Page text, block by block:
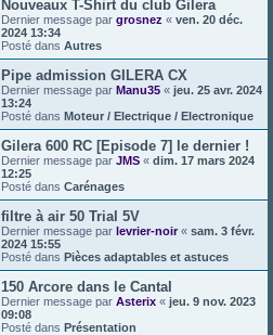
Nouveaux T-Shirt du club Gilera
Dernier message par grosnez « ven. 20 déc.
2024 13:34
Posté dans Autres
Pipe admission GILERA CX
Dernier message par Manu35 « jeu. 25 avr. 2024
13:24
Posté dans Moteur / Electrique / Electronique
Gilera 600 RC [Episode 7] le dernier !
Dernier message par JMS « dim. 17 mars 2024
12:25
Posté dans Carénages
filtre à air 50 Trial 5V
Dernier message par levrier-noir« sam. 3 févr.
2024 15:55
Posté dans Pièces adaptables et astuces
150 Arcore dans le Cantal
Dernier message par Asterix « jeu. 9 nov. 2023
09:08
Posté dans Présentation